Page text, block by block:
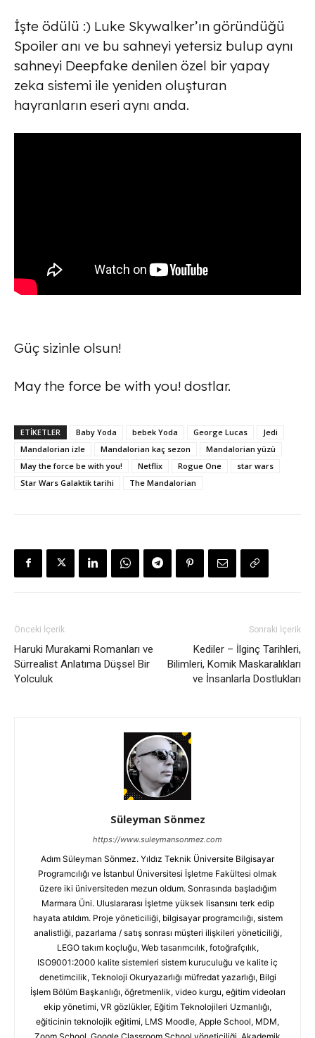
İşte ödülü :) Luke Skywalker’ın göründüğü
Spoiler anı ve bu sahneyi yetersiz bulup aynı
sahneyi Deepfake denilen özel bir yapay
zeka sistemi ile yeniden oluşturan
hayranların eseri aynı anda.
Güç sizinle olsun!
May the force be with you! dostlar.
ETİKETLER Baby Yoda bebek Yoda George Lucas
Jedi
Mandalorian izle
Mandalorian kaç sezon
Mandalorian yüzü
May the force be with you!
Netflix Rogue One
star wars
Star Wars Galaktik tarihi
The Mandalorian
Önceki İçerik
Haruki Murakami Romanları ve
Sürrealist Anlatıma Düşsel Bir
Yolculuk
Sonraki İçerik
Kediler – İlginç Tarihleri,
Bilimleri, Komik Maskaralıkları
ve İnsanlarla Dostlukları
Süleyman Sönmez
https://www.suleymansonmez.com
Adım Süleyman Sönmez. Yıldız Teknik Üniversite Bilgisayar
Programcılığı ve İstanbul Üniversitesi İşletme Fakültesi olmak
üzere iki üniversiteden mezun oldum. Sonrasında başladığım
Marmara Üni. Uluslararası İşletme yüksek lisansını terk edip
hayata atıldım. Proje yöneticiliği, bilgisayar programcılığı, sistem
analistliği, pazarlama / satış sonrası müşteri ilişkileri yöneticiliği,
LEGO takım koçluğu, Web tasarımcılık, fotoğrafçılık,
ISO9001:2000 kalite sistemleri sistem kuruculuğu ve kalite iç
denetimcilik, Teknoloji Okuryazarlığı müfredat yazarlığı, Bilgi
İşlem Bölüm Başkanlığı, öğretmenlik, video kurgu, eğitim videoları
ekip yönetimi, VR gözlükler, Eğitim Teknolojileri Uzmanlığı,
eğiticinin teknolojik eğitimi, LMS Moodle, Apple School, MDM,